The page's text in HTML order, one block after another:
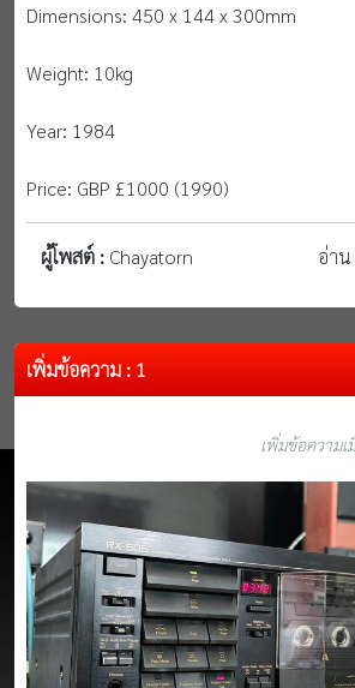
Dimensions: 450 x 144 x 300mm
Weight: 10kg
Year: 1984
Price: GBP £1000 (1990)
ผู้โพสต์ : Chayatorn อ่า
เพิ่มข้อความ : 1
เพิ่มข้อความ